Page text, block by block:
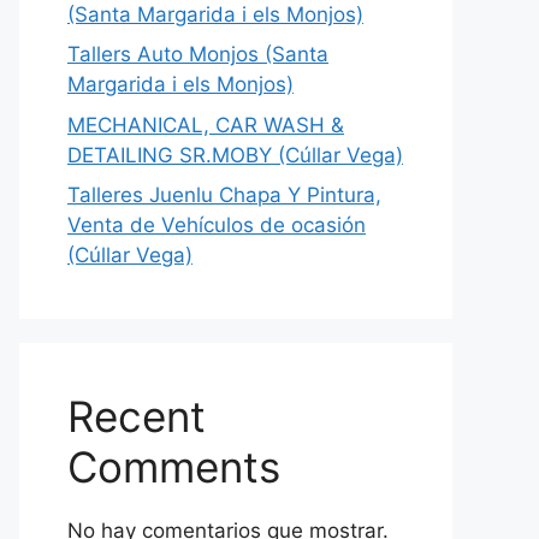
(Santa Margarida i els Monjos)
Tallers Auto Monjos (Santa
Margarida i els Monjos)
MECHANICAL, CAR WASH &
DETAILING SR.MOBY (Cúllar Vega)
Talleres Juenlu Chapa Y Pintura,
Venta de Vehículos de ocasión
(Cúllar Vega)
Recent
Comments
No hay comentarios que mostrar.